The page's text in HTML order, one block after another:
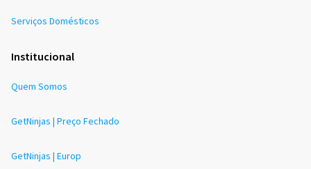
Serviços Domésticos
Institucional
Quem Somos
GetNinjas | Preço Fechado
GetNinjas | Europ